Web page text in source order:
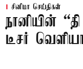
சினிமா செய்திகள்
நானியின்
டீசர்